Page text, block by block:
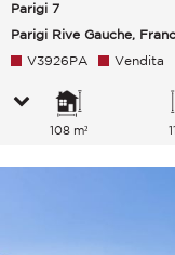
Parigi 7
Parigi Rive Gauche,
V3926PA Vendita
108 m²